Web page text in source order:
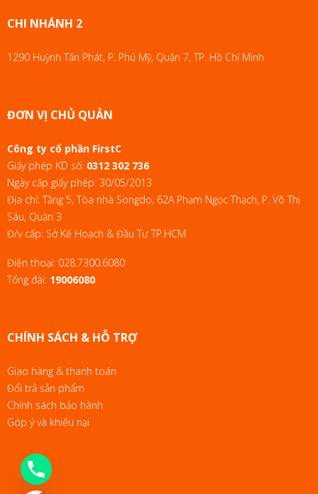
CHI NHÁNH 2
1290 Huỳnh Tấn Phát, P. Phú Mỹ, Quận 7, TP. Hồ Chí Minh
ĐƠN VỊ CHỦ QUẢN
Công ty cổ phần FirstC
Giấy phép KD số: 0312 302 736
Ngày cấp giấy phép: 30/05/2013
Địa chỉ: Tầng 5, Tòa nhà Songdo, 62A Phạm Ngọc Thạch, P. Võ Thị
Sáu, Quận 3
Đ/v cấp: Sở Kế Hoạch & Đầu Tư TP.HCM
Điện thoại: 028.7300.6080
Tổng đài: 19006080
CHÍNH SÁCH & HỖ TRỢ
Giao hàng & thanh toán
Đổi trả sản phẩm
Chính sách bảo hành
Góp ý và khiếu nại